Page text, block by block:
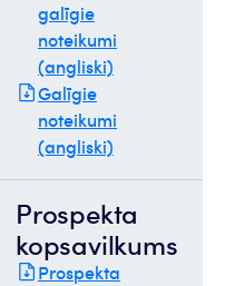
galīgie
noteikumi
(angliski)
Galīgie
noteikumi
(angliski)
Prospekta
kopsavilkums
Prospekta